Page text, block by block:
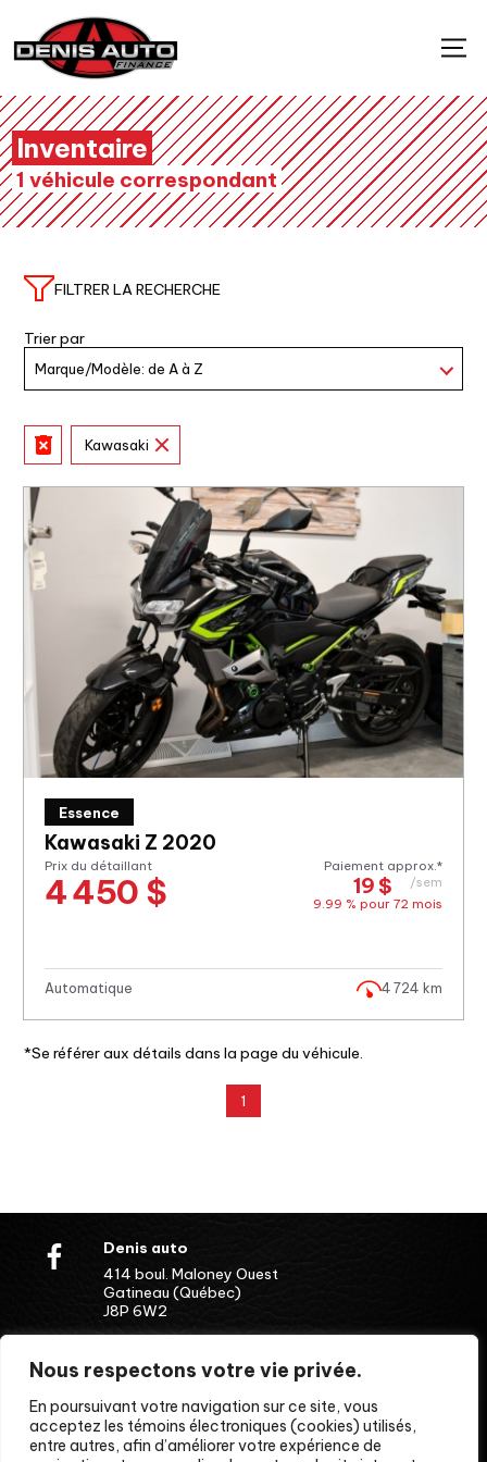
Nous respectons votre vie privée.
En poursuivant votre navigation sur ce site, vous
acceptez les témoins électroniques (cookies) utilisés,
entre autres, afin d’améliorer votre expérience de
Inventaire
1 véhicule correspondant
FILTRER LA RECHERCHE
Trier par
Kawasaki
Essence
Kawasaki Z 2020
Prix du détaillant
4 450 $
Paiement approx.*
19 $
/sem
9.99 % pour 72mois
Automatique 4 724 km
*Se référer aux détails dans la page du véhicule.
1
Denis auto
414 boul. Maloney Ouest
Gatineau (Québec)
J8P 6W2
PARTENAIRES